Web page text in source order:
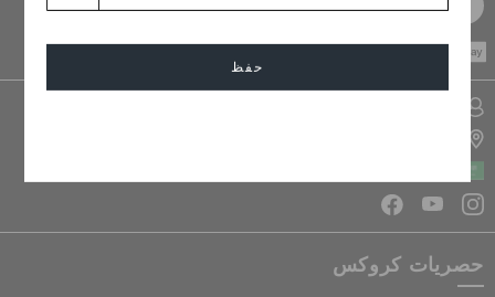
حفظ
CASH ON
حصريات كروكس